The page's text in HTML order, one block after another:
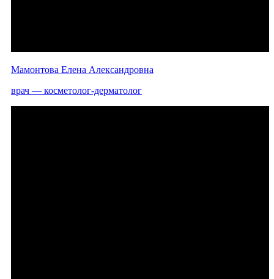
Мамонтова Елена Александровна
врач — косметолог-дерматолог